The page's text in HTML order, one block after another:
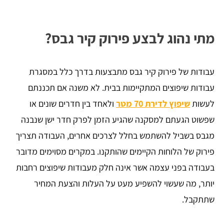
מתי נהוג לבצע פירוק קיר גבס?
עבודות של פירוק קיר גבס מתבצעות בדרך כלל במסגרת
עבודות שיפוצים המתקיימות בבית. לא משנה אם תכננתם
לעשותשיפוץ לדירת 70 מטר
ולאחד בין חדרים שונים או
שפשוט הגעתם למסקנה שהגיע הזמן לפרק חדר ישן שנבנה
מגבס בשביל להשתמש בחלל לצרכים אחרים, העבודה תצריך
פירוק של הלוחות הקיימים שהותקנו. במקרים מסוימים מדובר
בעבודה בפני עצמה אשר אינה חלק מעבודות שיפוצים רחבות
יותר, מה שעשוי להשפיע מעט על העלות והצעת המחיר
שתתקבל.